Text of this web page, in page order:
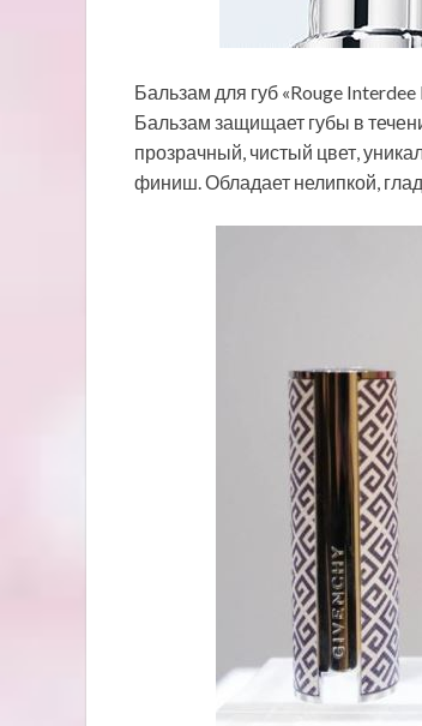
Бальзам для губ «Rouge
Бальзам защищает губы в
прозрачный, чистый цвет,
финиш. Обладает нелипкой,